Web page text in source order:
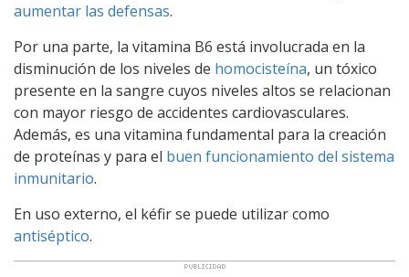
aumentar las defensas.
Por una parte, la vitamina B6 está involucrada en la
disminución de los niveles de homocisteína, un tóxico
presente en la sangre cuyos niveles altos se relacionan
con mayor riesgo de accidentes cardiovasculares.
Además, es una vitamina fundamental para la creación
de proteínas y para el buen funcionamiento del sistema
inmunitario.
En uso externo, el kéfir se puede utilizar como
antiséptico.